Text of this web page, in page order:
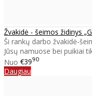
Žvakidė - šeimos židinys
Ši rankų darbo žvakidė-
Jūsų namuose bei puikiai
Nuo €3990
Daugiau